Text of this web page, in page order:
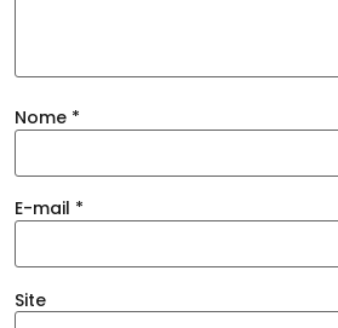
Nome *
E-mail *
Site